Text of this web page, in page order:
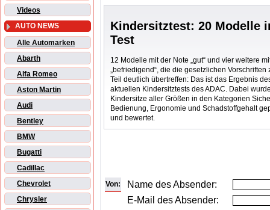
Videos
AUTO NEWS
Alle Automarken
Abarth
Alfa Romeo
Aston Martin
Audi
Bentley
BMW
Bugatti
Cadillac
Chevrolet
Chrysler
Kindersitztest: 20 Modelle
Test
12 Modelle mit der Note „gut“ und vier weitere
„befriedigend“, die die gesetzlichen Vorschriften
Teil deutlich übertreffen: Das ist das Ergebnis
aktuellen Kindersitztests des ADAC. Dabei
Kindersitze aller Größen in den Kategorien
Bedienung, Ergonomie und Schadstoffgehalt
und bewertet.
Von:
Name des Absender:
E-Mail des Absender: